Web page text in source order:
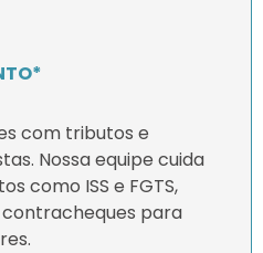
com tributos e
Nossa equipe cuida
como ISS e FGTS,
para